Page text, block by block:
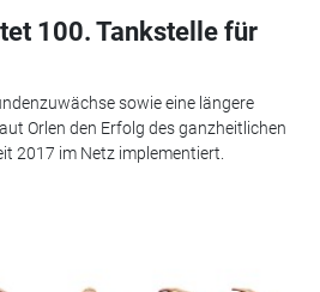
100. Tankstelle für
sowie eine längere
Orlen den Erfolg des ganzheitlichen
2017 im Netz implementiert.